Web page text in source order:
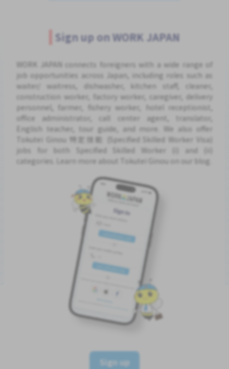
Sign up on WORK JAPAN
WORK JAPAN connects foreigners with a wide range of
job opportunities across Japan, including roles such as
waiter/ waitress, dishwasher, kitchen staff, cleaner,
construction worker, factory worker, caregiver, delivery
personnel, farmer, fishery worker, hotel receptionist,
office administrator, call center agent, translator,
English teacher, tour guide, and more. We also offer
Tokutei Ginou 特定技能 (Specified Skilled Worker Visa)
jobs for both Specified Skilled Worker (i) and (ii)
categories. Learn more about Tokutei Ginou on our blog.
Sign up